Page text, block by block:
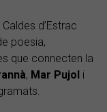
d’Estrac
poesia,
que connecten la
, Mar Pujol i